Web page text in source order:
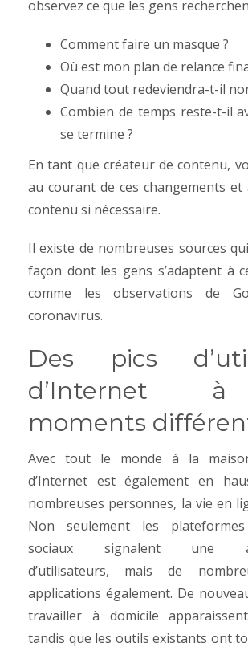
observez ce que les gens
Comment faire un masque ?
Où est mon plan de relance
Quand tout redeviendra-t-il
Combien de temps reste-t-il
se termine ?
En tant que créateur de contenu,
au courant de ces changements
contenu si nécessaire.
Il existe de nombreuses sources
façon dont les gens s’adaptent à
comme les observations de
coronavirus.
Des pics
d’Internet
moments
Avec tout le monde à la
d’Internet est également en
nombreuses personnes, la vie en
Non seulement les
sociaux signalent une
d’utilisateurs, mais de
applications également. De
travailler à domicile
tandis que les outils existants ont